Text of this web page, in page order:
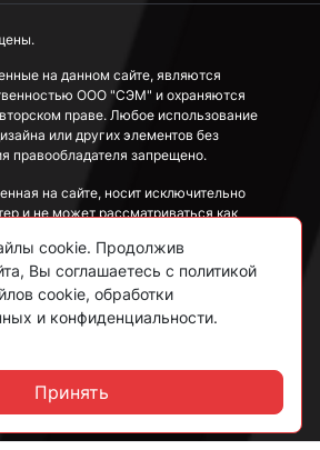
на данном сайте, являются
ООО "СЭМ" и охраняются
праве. Любое использование
или других элементов без
правообладателя запрещено.
на сайте, носит исключительно
и не может рассматриваться как
cookie. Продолжив
Вы соглашаетесь с политикой
cookie, обработки
и конфиденциальности.
Принять